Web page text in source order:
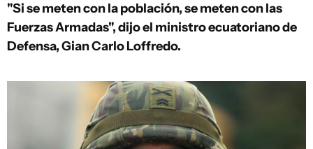
"Si se meten con la población, se meten con las
Fuerzas Armadas", dijo el ministro ecuatoriano de
Defensa, Gian Carlo Loffredo.